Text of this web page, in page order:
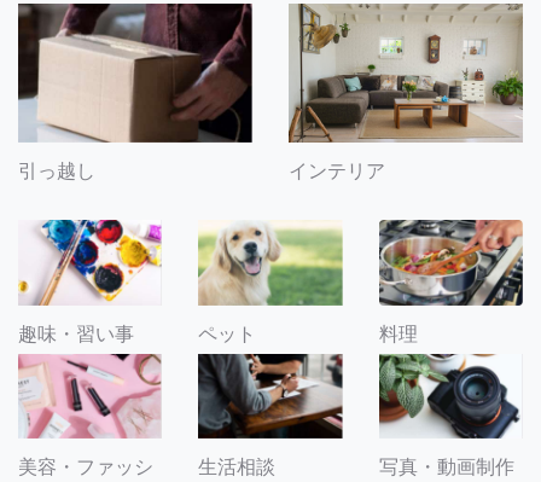
引っ越し インテリア
趣味・習い事 ペット 料理
美容・ファッシ
生活相談 写真・動画制作